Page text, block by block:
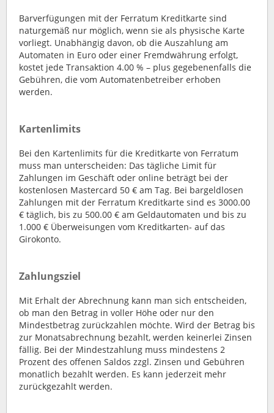
Barverfügungen mit der Ferratum Kreditkarte sind
naturgemäß nur möglich, wenn sie als physische Karte
vorliegt. Unabhängig davon, ob die Auszahlung am
Automaten in Euro oder einer Fremdwährung erfolgt,
kostet jede Transaktion 4.00 % – plus gegebenenfalls die
Gebühren, die vom Automatenbetreiber erhoben
werden.
Kartenlimits
Bei den Kartenlimits für die Kreditkarte von Ferratum
muss man unterscheiden: Das tägliche Limit für
Zahlungen im Geschäft oder online beträgt bei der
kostenlosen Mastercard 50 € am Tag. Bei bargeldlosen
Zahlungen mit der Ferratum Kreditkarte sind es 3000.00
€ täglich, bis zu 500.00 € am Geldautomaten und bis zu
1.000 € Überweisungen vom Kreditkarten- auf das
Girokonto.
Zahlungsziel
Mit Erhalt der Abrechnung kann man sich entscheiden,
ob man den Betrag in voller Höhe oder nur den
Mindestbetrag zurückzahlen möchte. Wird der Betrag bis
zur Monatsabrechnung bezahlt, werden keinerlei Zinsen
fällig. Bei der Mindestzahlung muss mindestens 2
Prozent des offenen Saldos zzgl. Zinsen und Gebühren
monatlich bezahlt werden. Es kann jederzeit mehr
zurückgezahlt werden.